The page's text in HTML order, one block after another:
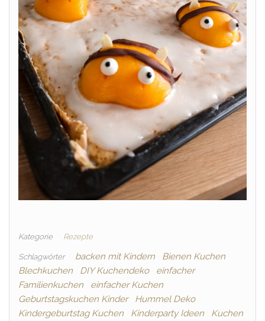
Kategorie Rezepte
Schlagwörter backen mit Kindern
Bienen Kuchen
Blechkuchen
DIY Kuchendeko
einfacher
Familienkuchen
einfacher Kuchen
Geburtstagskuchen Kinder
Hummel Deko
Kindergeburtstag Kuchen
Kinderparty Ideen
Kuchen